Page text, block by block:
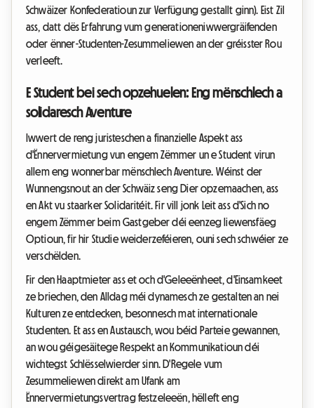
Schwäizer Konfederatioun zur Verfügung gestallt ginn). Eist Zil
ass, datt dës Erfahrung vum generationeniwwergräifenden
oder ënner-Studenten-Zesummeliewen an der gréisster Rou
verleeft.
E Student bei sech opzehuelen: Eng mënschlech a
solidaresch Aventure
Iwwert de reng juristeschen a finanzielle Aspekt ass
d'Ënnervermietung vun engem Zëmmer un e Student virun
allem eng wonnerbar mënschlech Aventure. Wéinst der
Wunnengsnout an der Schwäiz seng Dier opzemaachen, ass
en Akt vu staarker Solidaritéit. Fir vill jonk Leit ass d'Sich no
engem Zëmmer beim Gastgeber déi eenzeg liewensfäeg
Optioun, fir hir Studie weiderzeféieren, ouni sech schwéier ze
verschëlden.
Fir den Haaptmieter ass et och d'Geleeënheet, d'Einsamkeet
ze briechen, den Alldag méi dynamesch ze gestalten an nei
Kulturen ze entdecken, besonnesch mat internationale
Studenten. Et ass en Austausch, wou béid Parteie gewannen,
an wou géigesäitege Respekt an Kommunikatioun déi
wichtegst Schlësselwierder sinn. D'Regele vum
Zesummeliewen direkt am Ufank am
Ënnervermietungsvertrag festzeleeën, hëlleft eng